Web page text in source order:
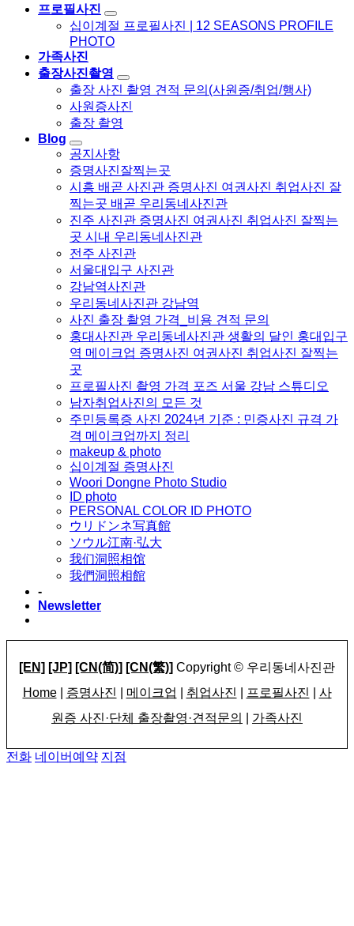
프로필사진
십이계절 프로필사진 | 12 SEASONS PROFILE
PHOTO
가족사진
출장사진촬영
출장 사진 촬영 견적 문의(사원증/취업/행사)
사원증사진
출장 촬영
Blog
공지사항
증명사진잘찍는곳
시흥 배곧 사진관 증명사진 여권사진 취업사진 잘
찍는곳 배곧 우리동네사진관
진주 사진관 증명사진 여권사진 취업사진 잘찍는
곳 시내 우리동네사진관
전주 사진관
서울대입구 사진관
강남역사진관
우리동네사진관 강남역
사진 출장 촬영 가격_비용 견적 문의
홍대사진관 우리동네사진관 생활의 달인 홍대입구
역 메이크업 증명사진 여권사진 취업사진 잘찍는
곳
프로필사진 촬영 가격 포즈 서울 강남 스튜디오
남자취업사진의 모든 것
주민등록증 사진 2024년 기준 : 민증사진 규격 가
격 메이크업까지 정리
makeup & photo
십이계절 증명사진
Woori Dongne Photo Studio
ID photo
PERSONAL COLOR ID PHOTO
ウリドンネ写真館
ソウル江南·弘大
我们洞照相馆
我們洞照相館
-
Newsletter
[EN] [JP] [CN(简)] [CN(繁)] Copyright © 우리동네사진관
Home| 증명사진 메이크업 취업사진 프로필사진
사
원증 사진·단체 출장촬영·견적문의
가족사진
전화 네이버예약 지점